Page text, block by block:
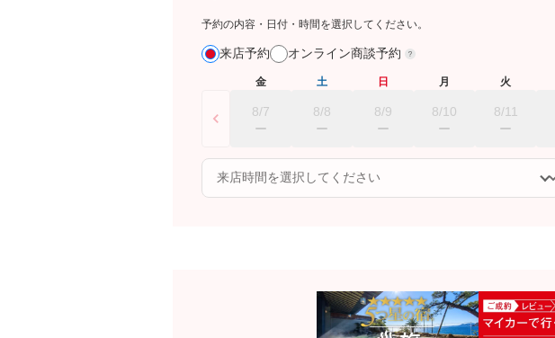
予約の内容・日付・時間を選択してください。
来店予約 オンライン商談予約
金
8/7
土
8/8
日
8/9
月
8/10
火
8/11